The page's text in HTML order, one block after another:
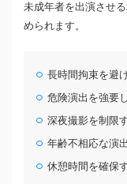
未成年者を出演させ
められます。
長時間拘束を避
危険演出を強要
深夜撮影を制限
年齢不相応な演
休憩時間を確保